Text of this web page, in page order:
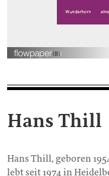
Hans Thill
Hans Thill, geboren
lebt seit 1974 in